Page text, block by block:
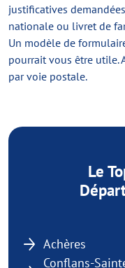
justificatives
nationale ou livret de
Un modèle de
pourrait vous être utile.
par voie postale.
Le
Achères
Conflans-